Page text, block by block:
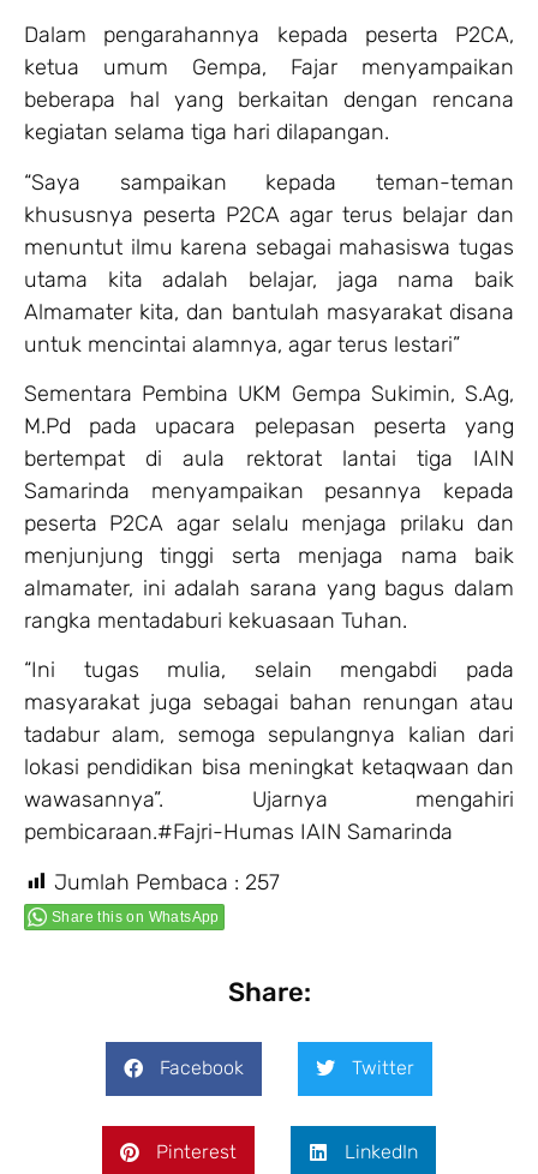
Dalam pengarahannya kepada peserta P2CA,
ketua umum Gempa, Fajar menyampaikan
beberapa hal yang berkaitan dengan rencana
kegiatan selama tiga hari dilapangan.
“Saya sampaikan kepada teman-teman
khususnya peserta P2CA agar terus belajar dan
menuntut ilmu karena sebagai mahasiswa tugas
utama kita adalah belajar, jaga nama baik
Almamater kita, dan bantulah masyarakat disana
untuk mencintai alamnya, agar terus lestari”
Sementara Pembina UKM Gempa Sukimin, S.Ag,
M.Pd pada upacara pelepasan peserta yang
bertempat di aula rektorat lantai tiga IAIN
Samarinda menyampaikan pesannya kepada
peserta P2CA agar selalu menjaga prilaku dan
menjunjung tinggi serta menjaga nama baik
almamater, ini adalah sarana yang bagus dalam
rangka mentadaburi kekuasaan Tuhan.
“Ini tugas mulia, selain mengabdi pada
masyarakat juga sebagai bahan renungan atau
tadabur alam, semoga sepulangnya kalian dari
lokasi pendidikan bisa meningkat ketaqwaan dan
wawasannya”. Ujarnya mengahiri
pembicaraan.#Fajri-Humas IAIN Samarinda
Jumlah Pembaca : 257
Share this on WhatsApp
Share:
Facebook Twitter
Pinterest LinkedIn